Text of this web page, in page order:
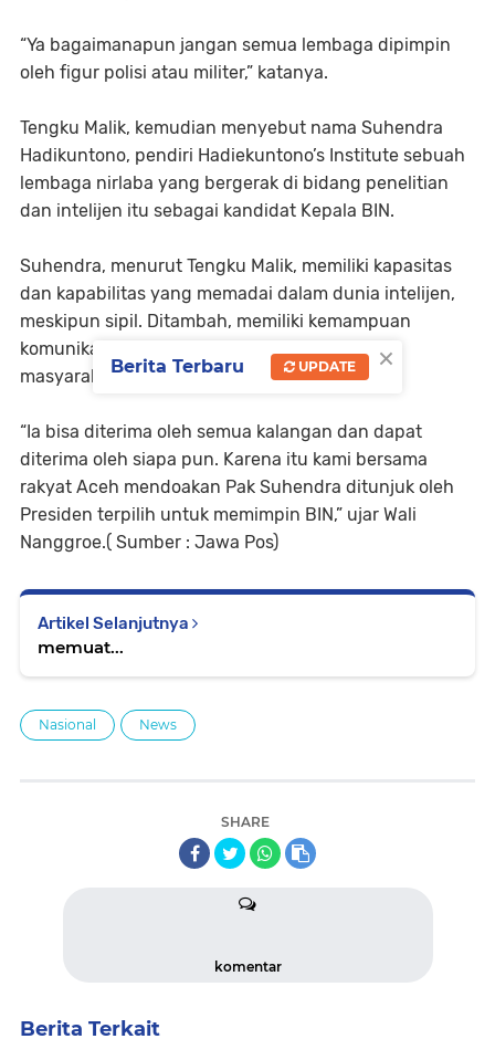
“Ya bagaimanapun jangan semua lembaga dipimpin
oleh figur polisi atau militer,” katanya.
Tengku Malik, kemudian menyebut nama Suhendra
Hadikuntono, pendiri Hadiekuntono’s Institute sebuah
lembaga nirlaba yang bergerak di bidang penelitian
dan intelijen itu sebagai kandidat Kepala BIN.
Suhendra, menurut Tengku Malik, memiliki kapasitas
dan kapabilitas yang memadai dalam dunia intelijen,
meskipun sipil. Ditambah, memiliki kemampuan
komunikasi yang baik dengan tokoh-tokoh
masyarakat, di banyak daerah atau provinsi.
“Ia bisa diterima oleh semua kalangan dan dapat
diterima oleh siapa pun. Karena itu kami bersama
rakyat Aceh mendoakan Pak Suhendra ditunjuk oleh
Presiden terpilih untuk memimpin BIN,” ujar Wali
Nanggroe.( Sumber : Jawa Pos)
Artikel Selanjutnya
memuat...
Nasional News
SHARE
komentar
Berita Terkait
×
Berita Terbaru UPDATE